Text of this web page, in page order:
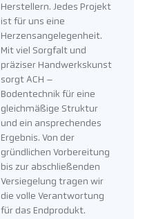
Herstellern. Jedes Projekt
ist für uns eine
Herzensangelegenheit.
Mit viel Sorgfalt und
präziser Handwerkskunst
sorgt ACH –
Bodentechnik für eine
gleichmäßige Struktur
und ein ansprechendes
Ergebnis. Von der
gründlichen Vorbereitung
bis zur abschließenden
Versiegelung tragen wir
die volle Verantwortung
für das Endprodukt.